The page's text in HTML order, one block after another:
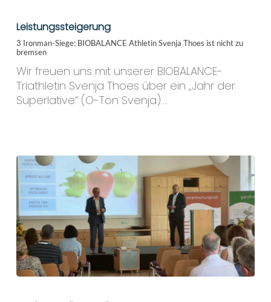
Ironman-
Siege:
BIOBALANCE
Svenja
Thoes
ist
Leistungssteigerung
3 Ironman-Siege: BIOBALANCE Athletin Svenja Thoes ist nicht zu
bremsen
Wir freuen uns mit unserer BIOBALANCE-
Triathletin Svenja Thoes über ein „Jahr der
Superlative“ (O-Ton Svenja).…